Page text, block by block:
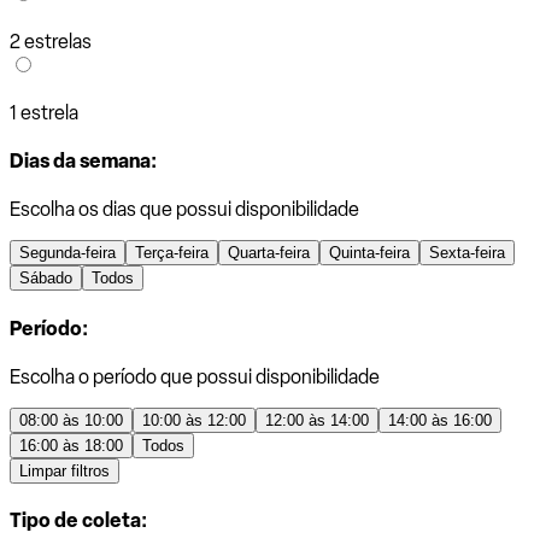
2 estrelas
1 estrela
Dias da semana:
Escolha os dias que possui disponibilidade
Segunda-feira Terça-feira Quarta-feira Quinta-feira
Sexta-feira
Sábado
Todos
Período:
Escolha o período que possui disponibilidade
08:00 às 10:00 10:00 às 12:00 12:00 às 14:00
14:00 às 16:00
16:00 às 18:00
Todos
Limpar filtros
Tipo de coleta: